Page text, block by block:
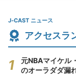
J-CAST ニュース
アクセスラ
元NBAマイケル
のオーラダダ漏